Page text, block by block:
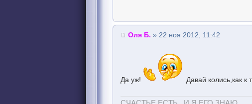
Оля Б. » 22 ноя 2012, 11:42
Да уж! Давай колись,как к